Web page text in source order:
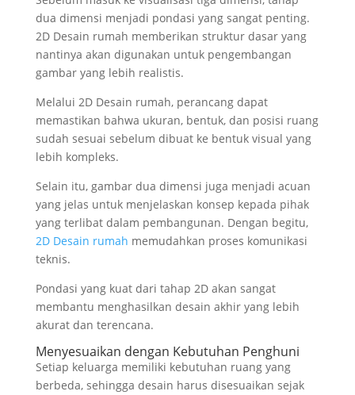
dua dimensi menjadi pondasi yang sangat penting.
2D Desain rumah memberikan struktur dasar yang
nantinya akan digunakan untuk pengembangan
gambar yang lebih realistis.
Melalui 2D Desain rumah, perancang dapat
memastikan bahwa ukuran, bentuk, dan posisi ruang
sudah sesuai sebelum dibuat ke bentuk visual yang
lebih kompleks.
Selain itu, gambar dua dimensi juga menjadi acuan
yang jelas untuk menjelaskan konsep kepada pihak
yang terlibat dalam pembangunan. Dengan begitu,
2D Desain rumah memudahkan proses komunikasi
teknis.
Pondasi yang kuat dari tahap 2D akan sangat
membantu menghasilkan desain akhir yang lebih
akurat dan terencana.
Menyesuaikan dengan Kebutuhan Penghuni
Setiap keluarga memiliki kebutuhan ruang yang
berbeda, sehingga desain harus disesuaikan sejak